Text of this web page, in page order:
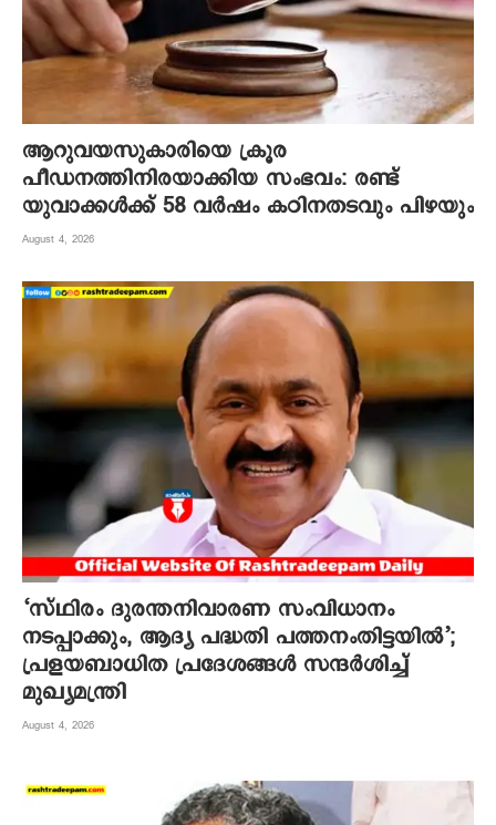
ആറുവയസുകാരിയെ ക്രൂര
പീഡനത്തിനിരയാക്കിയ സംഭവം: രണ്ട്
യുവാക്കൾക്ക് 58 വർഷം കഠിനതടവും പിഴയും
August 4, 2026
‘സ്ഥിരം ദുരന്തനിവാരണ സംവിധാനം
നടപ്പാക്കും, ആദ്യ പദ്ധതി പത്തനംതിട്ടയിൽ’;
പ്രളയബാധിത പ്രദേശങ്ങൾ സന്ദർശിച്ച്
മുഖ്യമന്ത്രി
August 4, 2026